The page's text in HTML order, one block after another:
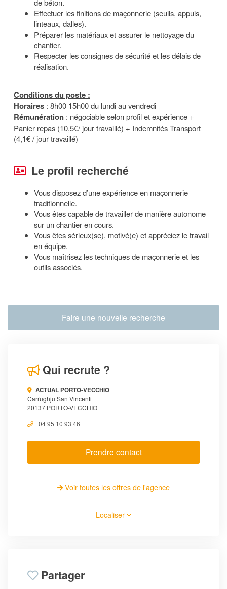
de béton.
Effectuer les finitions de maçonnerie (seuils, appuis,
linteaux, dalles).
Préparer les matériaux et assurer le nettoyage du
chantier.
Respecter les consignes de sécurité et les délais de
réalisation.
Conditions du poste :
Horaires : 8h00 15h00 du lundi au vendredi
Rémunération : négociable selon profil et expérience +
Panier repas (10,5€/ jour travaillé) + Indemnités Transport
(4,1€ / jour travaillé)
Le profil recherché
Vous disposez d’une expérience en maçonnerie
traditionnelle.
Vous êtes capable de travailler de manière autonome
sur un chantier en cours.
Vous êtes sérieux(se), motivé(e) et appréciez le travail
en équipe.
Vous maîtrisez les techniques de maçonnerie et les
outils associés.
Faire une nouvelle recherche
Qui recrute ?
ACTUAL PORTO-VECCHIO
Carrughju San Vincenti
20137 PORTO-VECCHIO
04 95 10 93 46
Prendre contact
Voir toutes les offres de l'agence
Localiser
Partager